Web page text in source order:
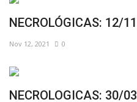
NECROLÓGICAS: 12/11
Nov 12, 2021 0
NECROLOGICAS: 30/03